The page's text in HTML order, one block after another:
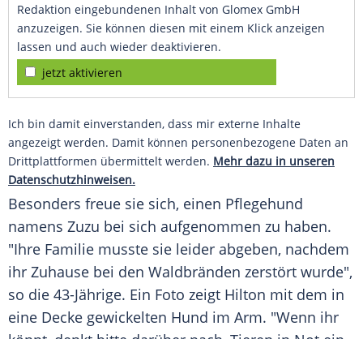
Redaktion eingebundenen Inhalt von Glomex GmbH
anzuzeigen. Sie können diesen mit einem Klick anzeigen
lassen und auch wieder deaktivieren.
jetzt aktivieren
Ich bin damit einverstanden, dass mir externe Inhalte
angezeigt werden. Damit können personenbezogene Daten an
Drittplattformen übermittelt werden. Mehr dazu in unseren
Datenschutzhinweisen.
Besonders freue sie sich, einen Pflegehund
namens Zuzu bei sich aufgenommen zu haben.
"Ihre Familie musste sie leider abgeben, nachdem
ihr Zuhause bei den Waldbränden zerstört wurde",
so die 43-Jährige. Ein Foto zeigt Hilton mit dem in
eine Decke gewickelten Hund im Arm. "Wenn ihr